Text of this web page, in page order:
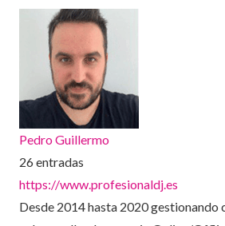
Pedro Guillermo
26 entradas
https://www.profesionaldj.es
Desde 2014 hasta 2020 gestionando